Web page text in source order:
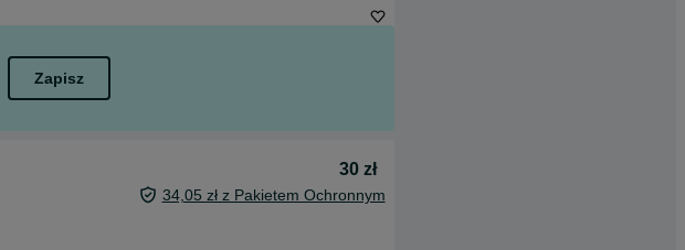
Zapisz
30 zł
34,05 zł z Pakietem Ochronnym